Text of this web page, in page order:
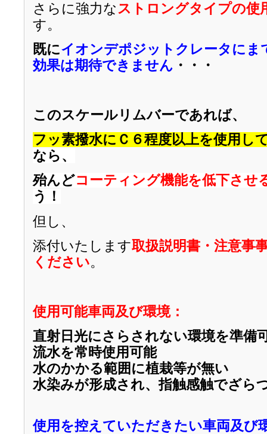
さらに強力なストロングタイプの使
す。
既にイオンデポジットクレータにま
効果は期待できません ・・・
このスケールリムバーであれば、
フッ素撥水にＣ６程度以上を使用し
なら、
殆んどコーティング機能を低下させ
う！
但し、
添付いたします取扱説明書・注意事
ください。
使用可能車両及び環境：
直射日光にさらされない環境を準備
流水を常時使用可能
水のかかる範囲に植栽等が無い
水染みが形成され、指触感触でざら
使用を控えていただきたい車両及び